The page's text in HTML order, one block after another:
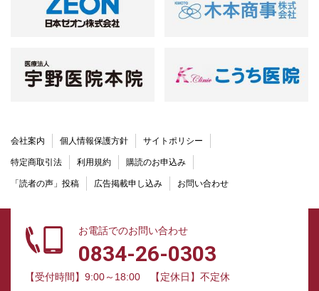
会社案内 個人情報保護方針 サイトポリシー
特定商取引法 利用規約 購読のお申込み
「読者の声」投稿 広告掲載申し込み お問い合わせ
お電話でのお問い合わせ
0834-26-0303
【受付時間】9:00～18:00 【定休日】不定休